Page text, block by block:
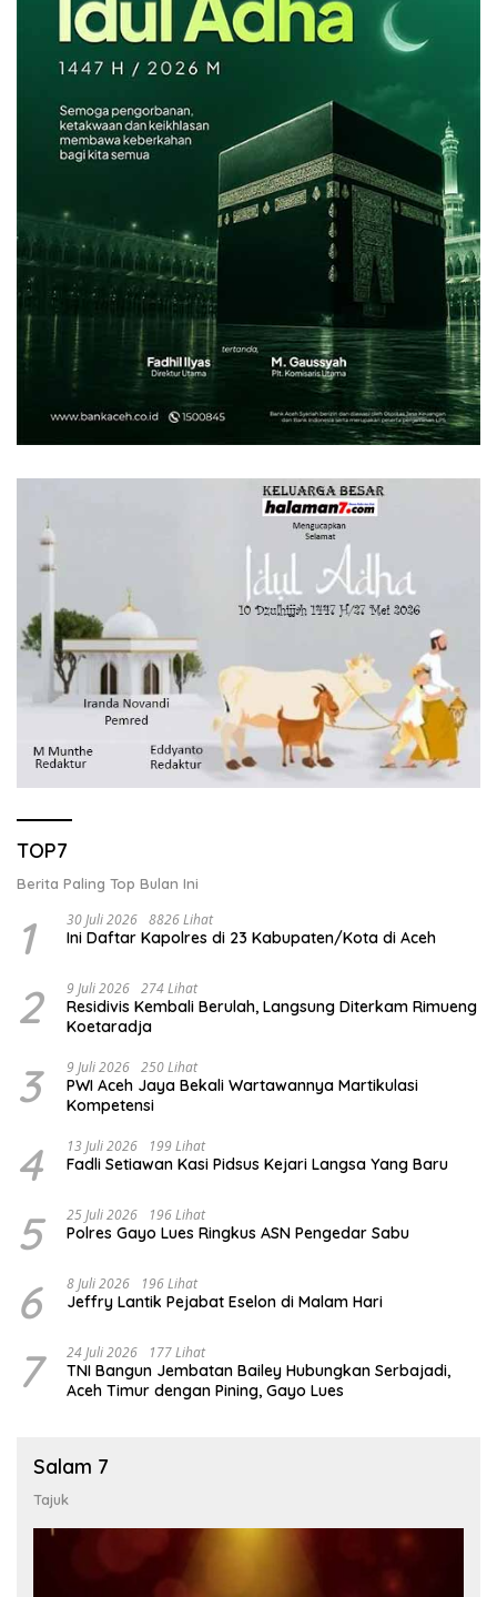
TOP7
Berita Paling Top Bulan Ini
1 30 Juli 2026 8826 Lihat
Ini Daftar Kapolres di 23 Kabupaten/Kota di Aceh
2 9 Juli 2026 274 Lihat
Residivis Kembali Berulah, Langsung Diterkam Rimueng
Koetaradja
3 9 Juli 2026 250 Lihat
PWI Aceh Jaya Bekali Wartawannya Martikulasi
Kompetensi
4 13 Juli 2026 199 Lihat
Fadli Setiawan Kasi Pidsus Kejari Langsa Yang Baru
5 25 Juli 2026 196 Lihat
Polres Gayo Lues Ringkus ASN Pengedar Sabu
6 8 Juli 2026 196 Lihat
Jeffry Lantik Pejabat Eselon di Malam Hari
7 24 Juli 2026 177 Lihat
TNI Bangun Jembatan Bailey Hubungkan Serbajadi,
Aceh Timur dengan Pining, Gayo Lues
Salam 7
Tajuk